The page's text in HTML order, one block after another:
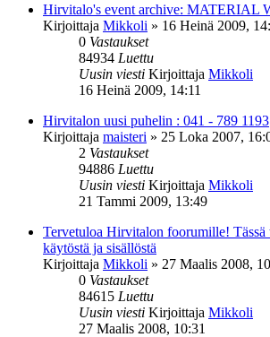
Hirvitalo's event archive: MATERIAL
Kirjoittaja Mikkoli » 16 Heinä 2009,
0 Vastaukset
84934 Luettu
Uusin viesti Kirjoittaja Mikkoli
16 Heinä 2009, 14:11
Hirvitalon uusi puhelin : 041 - 789 1193
Kirjoittaja maisteri » 25 Loka 2007,
2 Vastaukset
94886 Luettu
Uusin viesti Kirjoittaja Mikkoli
21 Tammi 2009, 13:49
Tervetuloa Hirvitalon foorumille! Tässä
käytöstä ja sisällöstä
Kirjoittaja Mikkoli » 27 Maalis 2008,
0 Vastaukset
84615 Luettu
Uusin viesti Kirjoittaja Mikkoli
27 Maalis 2008, 10:31